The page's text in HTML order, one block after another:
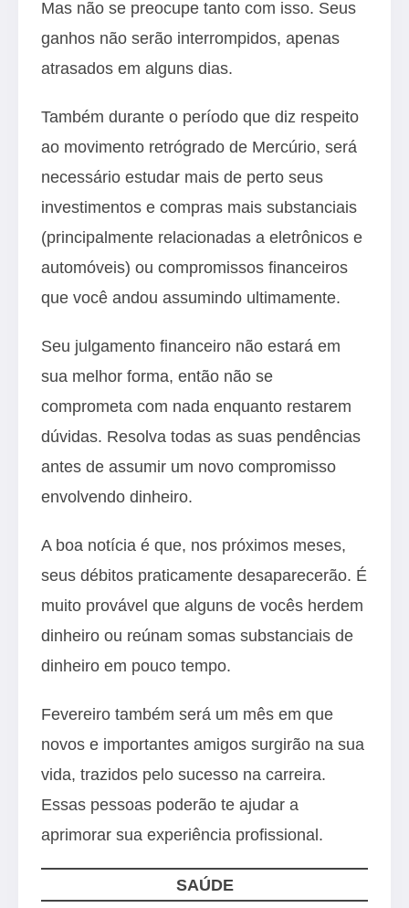
Mas não se preocupe tanto com isso. Seus
ganhos não serão interrompidos, apenas
atrasados em alguns dias.
Também durante o período que diz respeito
ao movimento retrógrado de Mercúrio, será
necessário estudar mais de perto seus
investimentos e compras mais substanciais
(principalmente relacionadas a eletrônicos e
automóveis) ou compromissos financeiros
que você andou assumindo ultimamente.
Seu julgamento financeiro não estará em
sua melhor forma, então não se
comprometa com nada enquanto restarem
dúvidas. Resolva todas as suas pendências
antes de assumir um novo compromisso
envolvendo dinheiro.
A boa notícia é que, nos próximos meses,
seus débitos praticamente desaparecerão. É
muito provável que alguns de vocês herdem
dinheiro ou reúnam somas substanciais de
dinheiro em pouco tempo.
Fevereiro também será um mês em que
novos e importantes amigos surgirão na sua
vida, trazidos pelo sucesso na carreira.
Essas pessoas poderão te ajudar a
aprimorar sua experiência profissional.
SAÚDE